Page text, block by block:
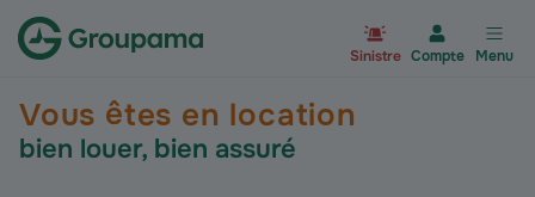
Sinistre Compte Menu
Vous êtes en location
bien louer, bien assuré